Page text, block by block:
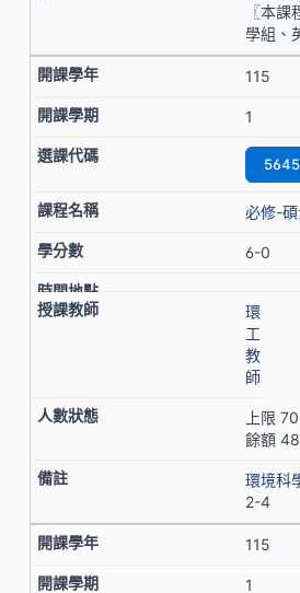
〖本
學組、
115
1
5645
必修-
6-0
環
工
教
師
上限
餘額 48
環境科
2-4
115
1